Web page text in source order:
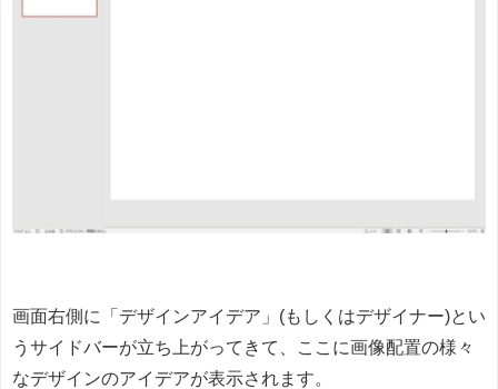
画面右側に「デザインアイデア」(もしくはデザイナー)とい
うサイドバーが立ち上がってきて、ここに画像配置の様々
なデザインのアイデアが表示されます。